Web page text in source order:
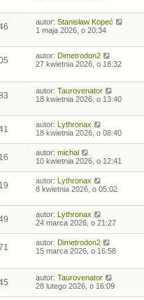
autor: Stanisław Kopeć
1 maja 2026, o 20:34
autor: Dimetrodon2
27 kwietnia 2026, o 18:32
autor: Taurovenator
18 kwietnia 2026, o 13:40
autor: Lythronax
18 kwietnia 2026, o 08:40
autor: michal
10 kwietnia 2026, o 12:41
autor: Lythronax
8 kwietnia 2026, o 05:02
autor: Lythronax
24 marca 2026, o 21:27
autor: Dimetrodon2
15 marca 2026, o 16:58
autor: Taurovenator
28 lutego 2026, o 16:09